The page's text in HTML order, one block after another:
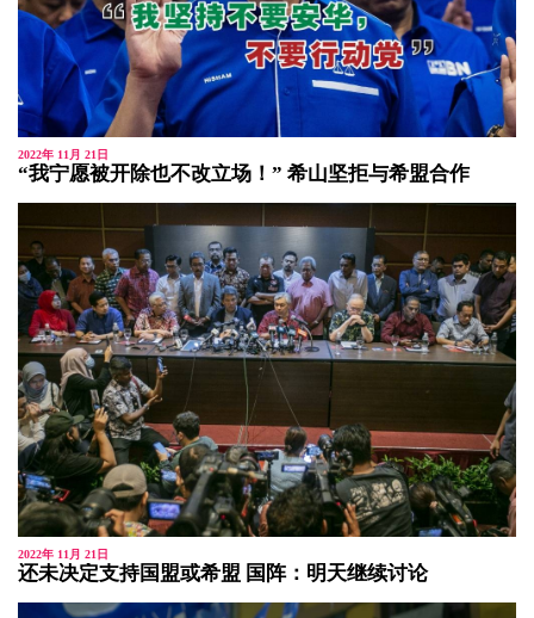
2022年 11月 21日
“我宁愿被开除也不改立场！” 希山坚拒与希盟合作
2022年 11月 21日
还未决定支持国盟或希盟 国阵：明天继续讨论